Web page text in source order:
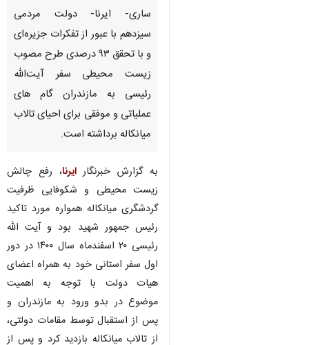
ساری- ایرنا- دولت مردمی
سیزدهم با عبور از تفکرات جزیره‌ای
و با تحقق ۹۳ درصدی طرح مصوب
زیست محیطی سفر آیت‌الله
رئیسی به مازندران گام های
عملیاتی و موفقی برای احیای تالاب
میانکاله برداشته است.
به گزارش خبرنگارایرنا، رفع چالش
زیست محیطی و شکوفایی ظرفیت
گردشگری میانکاله همواره مورد تاکید
رئیس جمهور شهید بود و آیت الله
رئیسی ۲۰ اسفندماه سال ۱۴۰۰ در دور
اول سفر استانی خود به همراه اعضای
هیات دولت با توجه به اهمیت
موضوع در بدو ورود به مازندران و
پس از استقبال توسط مقامات دولتی،
از تالاب میانکاله بازدید کرد و پس از